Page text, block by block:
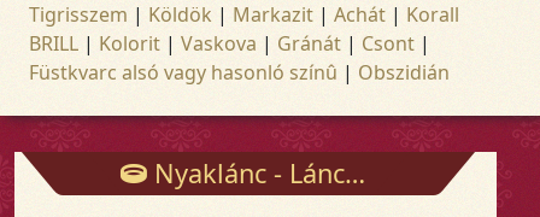
Tigrisszem | Köldök | Markazit | Achát | Korall
BRILL | Kolorit | Vaskova | Gránát | Csont |
Füstkvarc alsó vagy hasonló színû | Obszidián
Nyaklánc - Láncok - Arany és ezüst ékszerek